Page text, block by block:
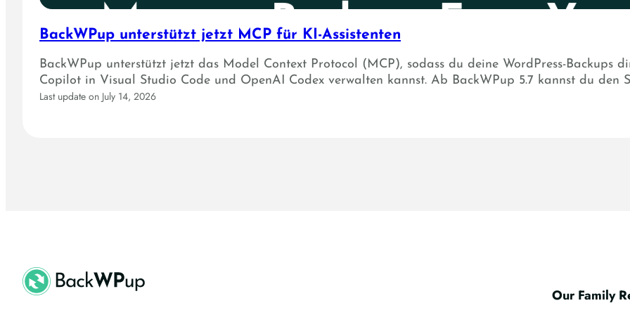
BackWPup unterstützt jetzt MCP für KI-Assistenten
BackWPup unterstützt jetzt das Model Context Protocol (MCP), sodass du deine WordPress-Backups
Copilot in Visual Studio Code und OpenAI Codex verwalten kannst. Ab BackWPup 5.7 kannst du den
Last update on July 14, 2026
Our Family